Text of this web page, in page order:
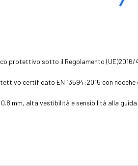
protettivo sotto il Regolamento (UE)2016/
certificato EN 13594:2015 con nocche
mm, alta vestibilità e sensibilità alla guida